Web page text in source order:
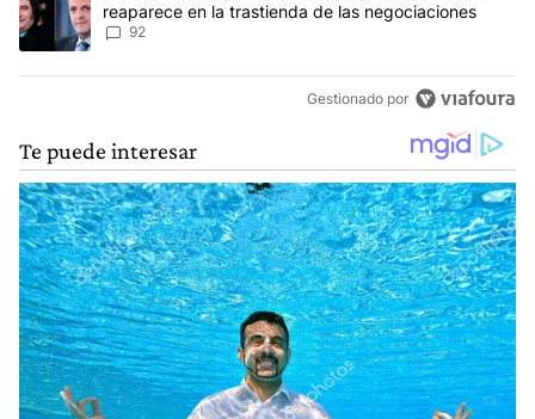
reaparece en la trastienda de las negociaciones
92
Gestionado por